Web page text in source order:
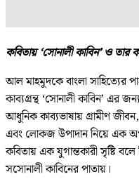
কবিতায় ‘সোনালী কাবিন’ ও তার
আল মাহমুদকে বাংলা সাহিত্যের
কাব্যগ্রন্থ ‘সোনালী কাবিন’ এর
আধুনিক কাব্যভাষায় গ্রামীণ
এবং লোকজ উপাদান নিয়ে এক
কবিতায় এক যুগান্তকারী সৃষ্টি
সসোনালী কাবিনের পাতায়।